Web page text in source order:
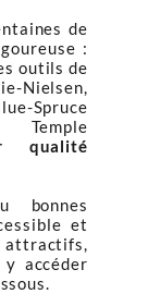
de
:
outils de
Nielsen,
Spruce
Temple
qualité
bonnes
et
attractifs,
y accéder